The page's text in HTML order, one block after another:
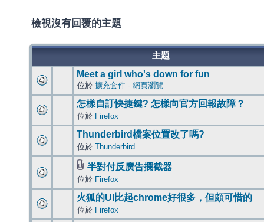
檢視沒有回覆的主題
主題
Meet a girl who's down for fun
位於 擴充套件 - 網頁瀏覽
怎樣自訂快捷鍵? 怎樣向官方回報故障？
位於 Firefox
Thunderbird檔案位置改了嗎?
位於 Thunderbird
半對付反廣告攔截器
位於 Firefox
火狐的UI比起chrome好很多，但頗可惜的
位於 Firefox